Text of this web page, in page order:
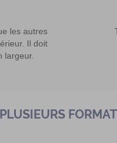
les autres
Il doit
largeur.